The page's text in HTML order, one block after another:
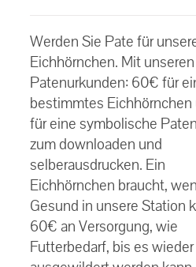
Werden Sie Pate für
Eichhörnchen. Mit unseren
Patenurkunden: 60€ für
bestimmtes
für eine symbolische
zum downloaden und
selberausdrucken. Ein
Eichhörnchen braucht,
Gesund in unsere Station
60€ an Versorgung, wie
Futterbedarf, bis es wieder